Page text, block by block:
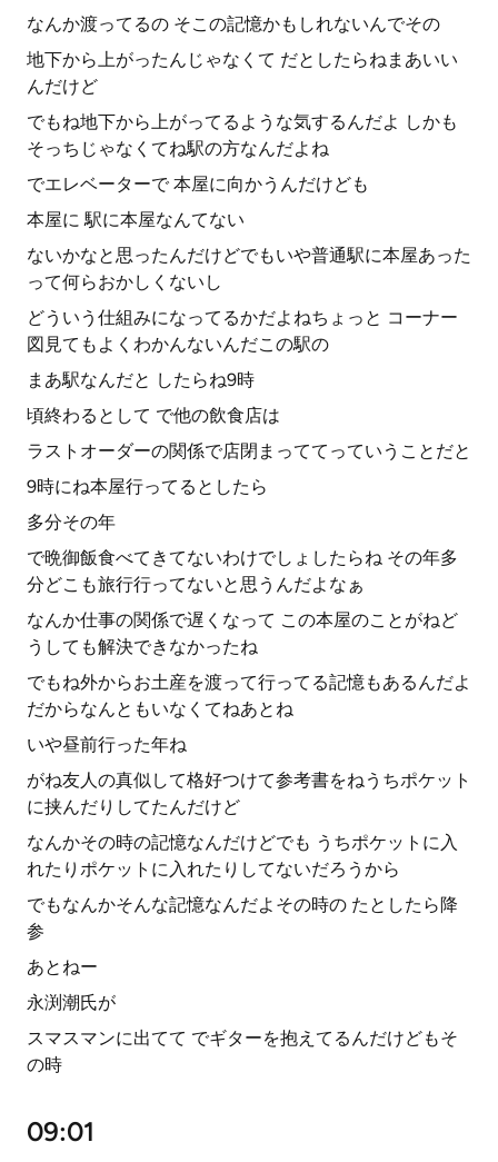
なんか渡ってるの そこの記憶かもしれないんでその
地下から上がったんじゃなくて だとしたらねまあいい
んだけど
でもね地下から上がってるような気するんだよ しかも
そっちじゃなくてね駅の方なんだよね
でエレベーターで 本屋に向かうんだけども
本屋に 駅に本屋なんてない
ないかなと思ったんだけどでもいや普通駅に本屋あった
って何らおかしくないし
どういう仕組みになってるかだよねちょっと コーナー
図見てもよくわかんないんだこの駅の
まあ駅なんだと したらね9時
頃終わるとして で他の飲食店は
ラストオーダーの関係で店閉まっててっていうことだと
9時にね本屋行ってるとしたら
多分その年
で晩御飯食べてきてないわけでしょしたらね その年多
分どこも旅行行ってないと思うんだよなぁ
なんか仕事の関係で遅くなって この本屋のことがねど
うしても解決できなかったね
でもね外からお土産を渡って行ってる記憶もあるんだよ
だからなんともいなくてねあとね
いや昼前行った年ね
がね友人の真似して格好つけて参考書をねうちポケット
に挟んだりしてたんだけど
なんかその時の記憶なんだけどでも うちポケットに入
れたりポケットに入れたりしてないだろうから
でもなんかそんな記憶なんだよその時の たとしたら降
参
あとねー
永渕潮氏が
スマスマンに出てて でギターを抱えてるんだけどもそ
の時
09:01